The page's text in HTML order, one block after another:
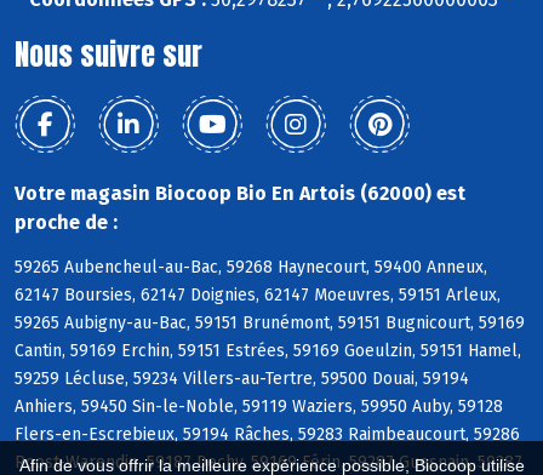
Afin de vous offrir la meilleure expérience possible, Biocoop utilise
Nous suivre sur
Votre magasin Biocoop Bio En Artois (62000) est
proche de :
59265 Aubencheul-au-Bac, 59268 Haynecourt, 59400 Anneux,
62147 Boursies, 62147 Doignies, 62147 Moeuvres, 59151 Arleux,
59265 Aubigny-au-Bac, 59151 Brunémont, 59151 Bugnicourt, 59169
Cantin, 59169 Erchin, 59151 Estrées, 59169 Goeulzin, 59151 Hamel,
59259 Lécluse, 59234 Villers-au-Tertre, 59500 Douai, 59194
Anhiers, 59450 Sin-le-Noble, 59119 Waziers, 59950 Auby, 59128
Flers-en-Escrebieux, 59194 Râches, 59283 Raimbeaucourt, 59286
Roost-Warendin, 59187 Dechy, 59169 Férin, 59287 Guesnain, 59287